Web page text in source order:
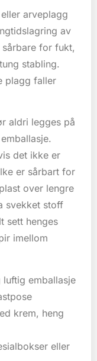
arveplagg
av
for fukt,
stabling.
plagg faller
aldri legges på
det ikke er
er sårbart for
over lengre
svekket stoff
sett henges
imellom
emballasje
krem, heng
eller